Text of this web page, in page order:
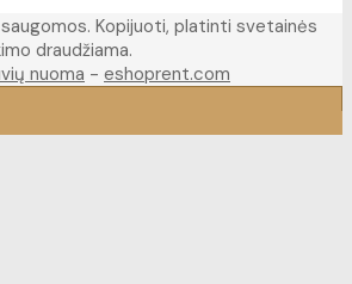
Kopijuoti, platinti svetainės
draudžiama.
nuoma - eshoprent.com